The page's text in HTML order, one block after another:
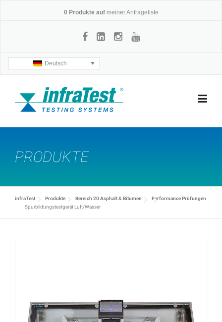
0 Produkte auf meiner Anfrageliste
Deutsch
PRODUKTE
infraTest Produkte Bereich 20 Asphalt & Bitumen
Performance Prüfungen
Spurbildungstestgerät Luft/Wasser